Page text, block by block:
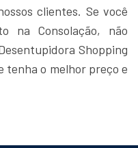
clientes. Se você
na Consolação, não
Shopping
tenha o melhor preço e